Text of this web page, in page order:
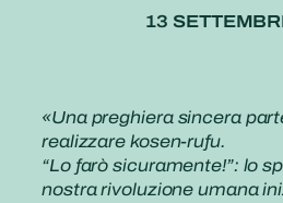
13
«Una preghiera sincera
realizzare kosen-rufu.
“Lo farò sicuramente!”: lo
nostra rivoluzione umana